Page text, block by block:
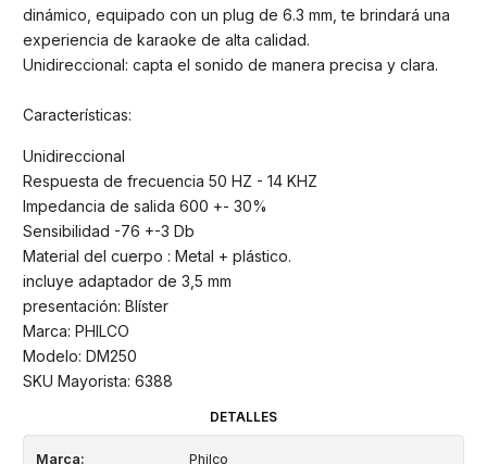
dinámico, equipado con un plug de 6.3 mm, te brindará una
experiencia de karaoke de alta calidad.
Unidireccional: capta el sonido de manera precisa y clara.
Características:
Unidireccional
Respuesta de frecuencia 50 HZ - 14 KHZ
Impedancia de salida 600 +- 30%
Sensibilidad -76 +-3 Db
Material del cuerpo : Metal + plástico.
incluye adaptador de 3,5 mm
presentación: Blíster
Marca: PHILCO
Modelo: DM250
SKU Mayorista: 6388
DETALLES
Marca: Philco